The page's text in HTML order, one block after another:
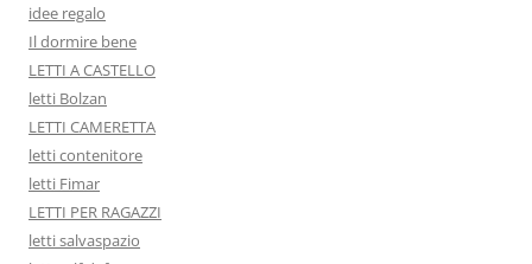
idee regalo
Il dormire bene
LETTI A CASTELLO
letti Bolzan
LETTI CAMERETTA
letti contenitore
letti Fimar
LETTI PER RAGAZZI
letti salvaspazio